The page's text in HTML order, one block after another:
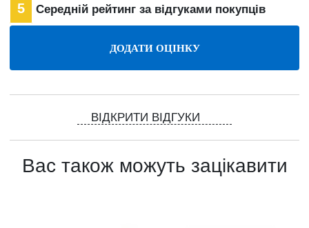
5 Середній рейтинг за відгуками покупців
ВІДКРИТИ ВІДГУКИ
Вас також можуть зацікавити